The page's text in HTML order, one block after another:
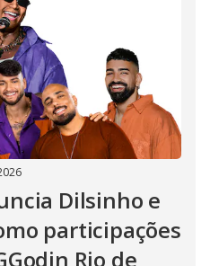
Dilsinho e
participações
Rio de